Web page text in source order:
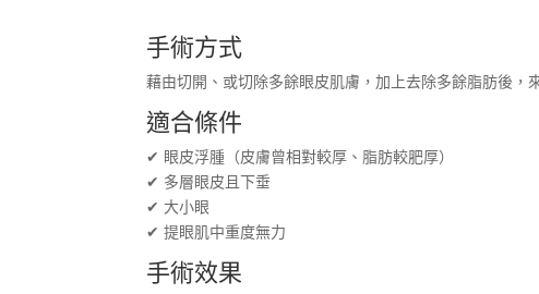
手術方式
藉由切開、或切除多餘眼皮肌膚，加上去除多餘脂肪後，
適合條件
✔ 眼皮浮腫（皮膚曾相對較厚、脂肪較肥厚）
✔ 多層眼皮且下垂
✔ 大小眼
✔ 提眼肌中重度無力
手術效果